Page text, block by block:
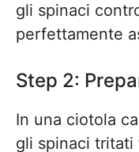
gli spinaci
perfettamente
Step 2:
In una ciotola
gli spinaci tritati